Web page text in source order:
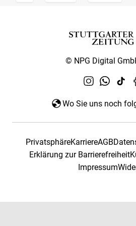
© NPG Digital
Wo Sie uns noch
PrivatsphäreKarriereAGB
Erklärung zur Barrierefreiheit
Impressum